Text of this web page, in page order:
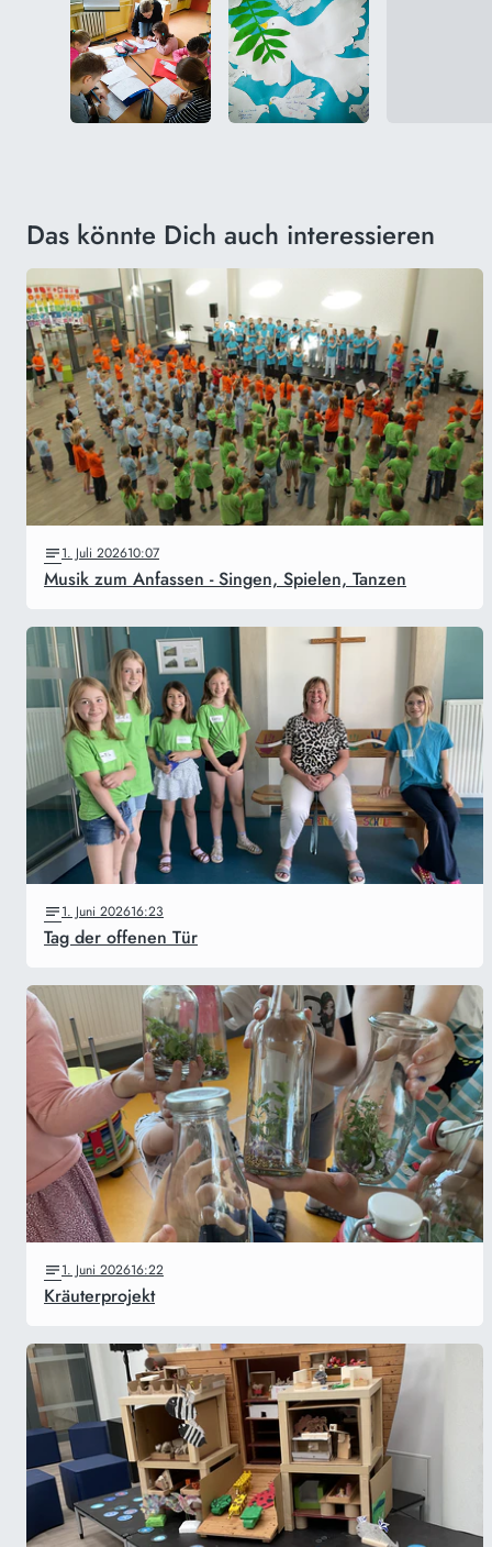
Das könnte Dich auch interessieren
1. Juli 202610:07
Musik zum Anfassen - Singen, Spielen, Tanzen
1. Juni 202616:23
Tag der offenen Tür
1. Juni 202616:22
Kräuterprojekt